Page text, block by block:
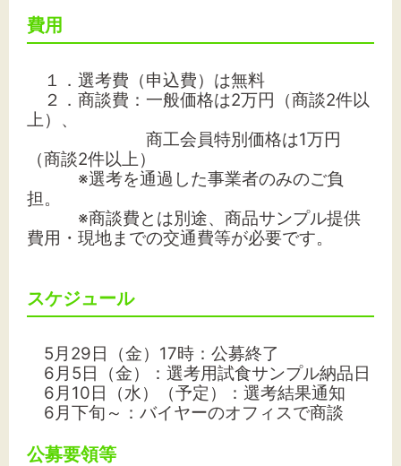
費用
１．選考費（申込費）は無料
２．商談費：一般価格は2万円（商談2件以
上）、
商工会員特別価格は1万円
（商談2件以上）
※選考を通過した事業者のみのご負
担。
※商談費とは別途、商品サンプル提供
費用・現地までの交通費等が必要です。
スケジュール
5月29日（金）17時：公募終了
6月5日（金）：選考用試食サンプル納品日
6月10日（水）（予定）：選考結果通知
6月下旬～：バイヤーのオフィスで商談
公募要領等